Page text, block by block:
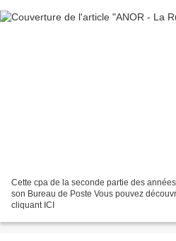
Cette cpa de la seconde partie des
son Bureau de Poste Vous pouvez
cliquant ICI